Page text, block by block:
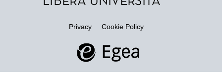
Privacy Cookie Policy